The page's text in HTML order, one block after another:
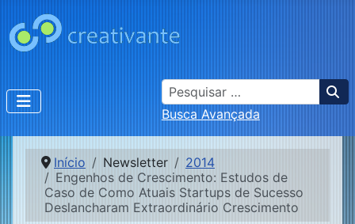
Busca
Busca Avançada
Início Newsletter
2014
Engenhos de Crescimento: Estudos de
Caso de Como Atuais Startups de Sucesso
Deslancharam Extraordinário Crescimento